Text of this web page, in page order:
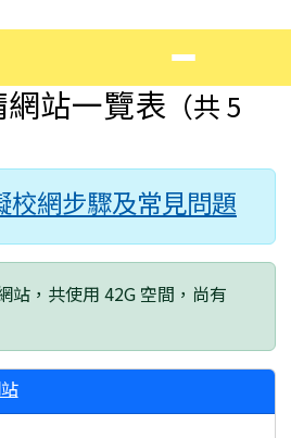
站一覽表 （共 5
校網步驟及常見問題
站，共使用 42G 空間，尚有